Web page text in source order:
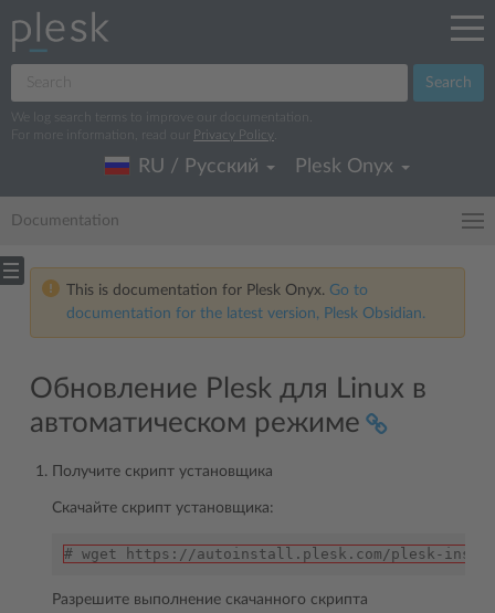
Search
We log search terms to improve our documentation.
For more information, read our
Privacy Policy
RU / Русский Plesk Onyx
Documentation
This is documentation for Plesk Onyx. Go to
documentation for the latest version, Plesk Obsidian.
Обновление Plesk для Linux в
автоматическом режиме
Получите скрипт установщика
Скачайте скрипт установщика:
# wget https://autoinstall.plesk.com/plesk-
Разрешите выполнение скачанного скрипта